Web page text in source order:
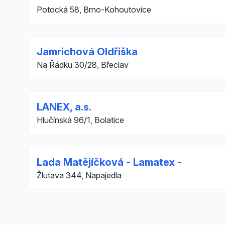
Potocká 58, Brno-Kohoutovice
Jamrichová Oldřiška
Na Řádku 30/28, Břeclav
LANEX, a.s.
Hlučínská 96/1, Bolatice
Lada Matějíčková - Lamatex -
Žlutava 344, Napajedla